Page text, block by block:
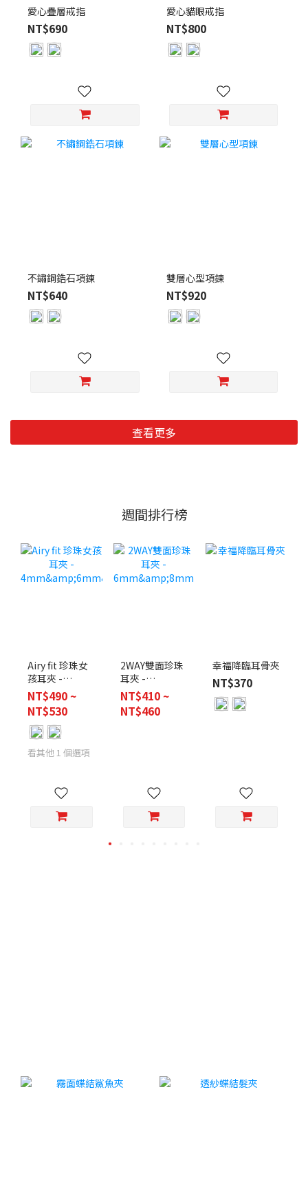
愛心疊層戒指
NT$690
愛心貓眼戒指
NT$800
不鏽鋼鋯石項鍊
NT$640
雙層心型項鍊
NT$920
查看更多
週間排行榜
Airy fit 珍珠女
孩耳夾 -
4mm&6mm&8mm
NT$490 ~
NT$530
看其他 1 個選項
2WAY雙面珍珠
耳夾 -
6mm&8mm
NT$410 ~
NT$460
幸福降臨耳骨夾
NT$370